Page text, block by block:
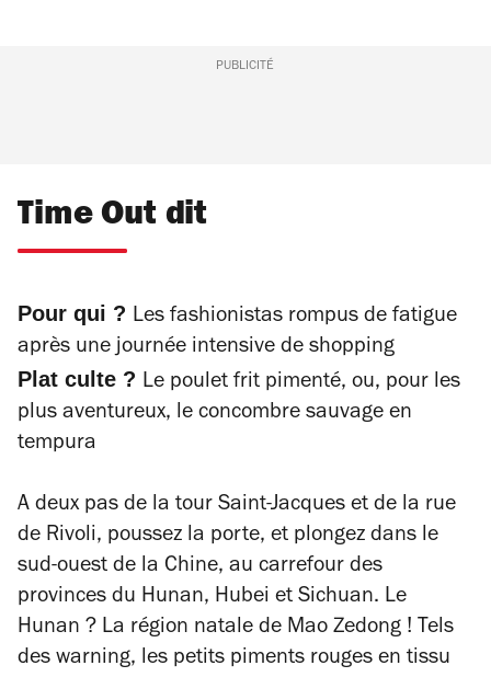
PUBLICITÉ
Time Out dit
Pour qui ? Les fashionistas rompus de fatigue
après une journée intensive de shopping
Plat culte ? Le poulet frit pimenté, ou, pour les
plus aventureux, le concombre sauvage en
tempura
A deux pas de la tour Saint-Jacques et de la rue
de Rivoli, poussez la porte, et plongez dans le
sud-ouest de la Chine, au carrefour des
provinces du Hunan, Hubei et Sichuan. Le
Hunan ? La région natale de Mao Zedong ! Tels
des warning, les petits piments rouges en tissu